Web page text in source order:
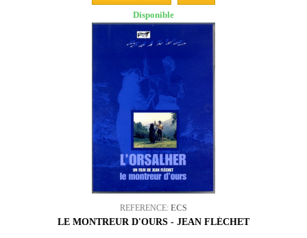
Disponible
REFERENCE: ECS
LE MONTREUR D'OURS - JEAN FLÉCHET